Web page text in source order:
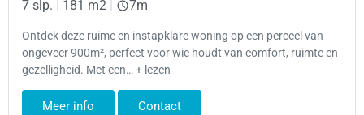
7 slp. 181 m2 7m
Ontdek deze ruime en instapklare woning op een perceel van
ongeveer 900m², perfect voor wie houdt van comfort, ruimte en
gezelligheid. Met een… + lezen
Meer info Contact